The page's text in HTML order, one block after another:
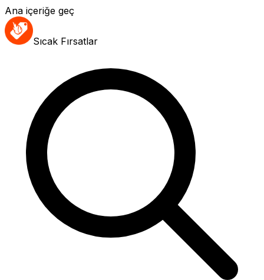
Ana içeriğe geç
Sıcak Fırsatlar